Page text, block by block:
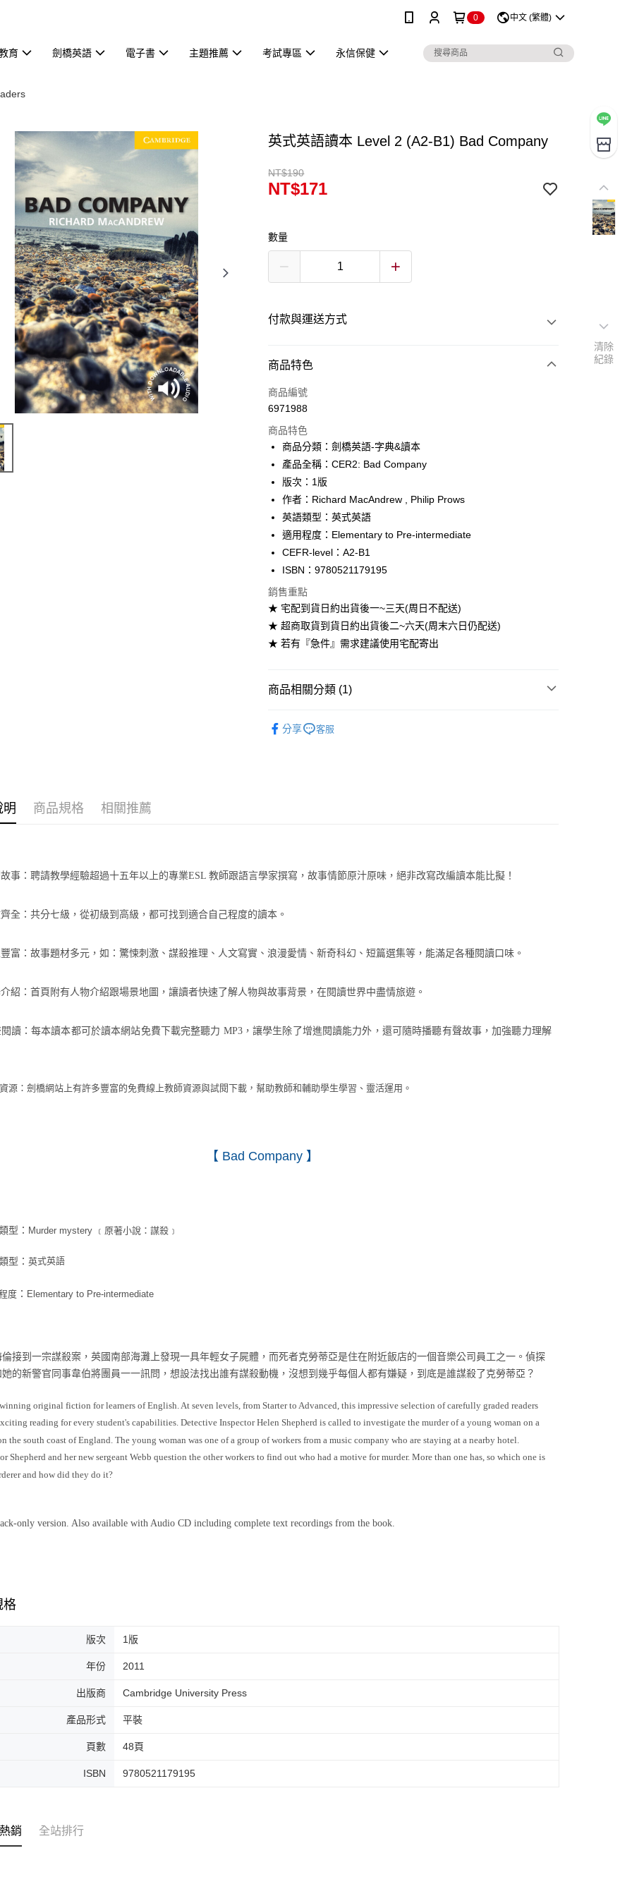
0 中文 (繁體)
育 劍橋英語 電子書 主題推薦 考試專區 永信保健
英式英語讀本 Level 2 (A2-B1) Bad Company
NT$190
NT$171
數量
付款與運送方式
付款方式
信用卡一次付款
Apple Pay
Google Pay
ATM付款
運送方式
全家取貨付款
每筆NT$60
付款後全家取貨
每筆NT$60
每筆NT$60
商品特色
商品編號
6971988
商品特色
商品分類：劍橋英語-字典&讀本
產品全稱：CER2: Bad Company
版次：1版
作者：Richard MacAndrew , Philip Prows
英語類型：英式英語
適用程度：Elementary to Pre-intermediate
CEFR-level：A2-B1
ISBN：9780521179195
銷售重點
★ 宅配到貨日約出貨後一~三天(周日不配送)
★ 超商取貨到貨日約出貨後二~六天(周末六日仍配送)
★ 若有『急件』需求建議使用宅配寄出
商品相關分類 (1)
分享
客服
明 商品規格 相關推薦
事：聘請教學經驗超過十五年以上的專業ESL教師跟語言學家撰寫，故事情節原汁原味，絕非改寫改編讀本能比擬！
全：共分七級，從初級到高級，都可找到適合自己程度的讀本。
富：故事題材多元，如：驚悚刺激、謀殺推理、人文寫實、浪漫愛情、新奇科幻、短篇選集等，能滿足各種閱讀口味。
紹：首頁附有人物介紹跟場景地圖，讓讀者快速了解人物與故事背景，在閱讀世界中盡情旅遊。
讀：每本讀本都可於讀本網站免費下載完整聽力 MP3，讓學生除了增進閱讀能力外，還可隨時播聽有聲故事，加強聽力理解
源：劍橋網站上有許多豐富的免費線上教師資源與試閱下載，幫助教師和輔助學生學習、靈活運用。
【 Bad Company 】
型： Murder mystery ﹝原著小說：謀殺﹞
型：英式英語
度 ： Elementary to Pre-intermediate
倫接到一宗謀殺案，英國南部海灘上發現一具年輕女子屍體，而死者克勞蒂亞是住在附近飯店的一個音樂公司員工之一。偵探
她的新警官同事韋伯將團員一一訊問，想設法找出誰有謀殺動機，沒想到幾乎每個人都有嫌疑，到底是誰謀殺了克勞蒂亞？
original fiction for learners of English. At seven levels, from Starter to Advanced, this impressive selection of carefully graded readers
reading for every student's capabilities. Detective Inspector Helen Shepherd is called to investigate the murder of a young woman on a
the south coast of England. The young woman was one of a group of workers from a music company who are staying at a nearby hotel.
Shepherd and her new sergeant Webb question the other workers to find out who had a motive for murder. More than one has, so which one is
and how did they do it?
only version. Also available with Audio CD including complete text recordings from the book.
格
版次 1版
年份 2011
出版商 Cambridge University Press
產品形式 平裝
頁數 48頁
ISBN 9780521179195
銷 全站排行
清除
紀錄